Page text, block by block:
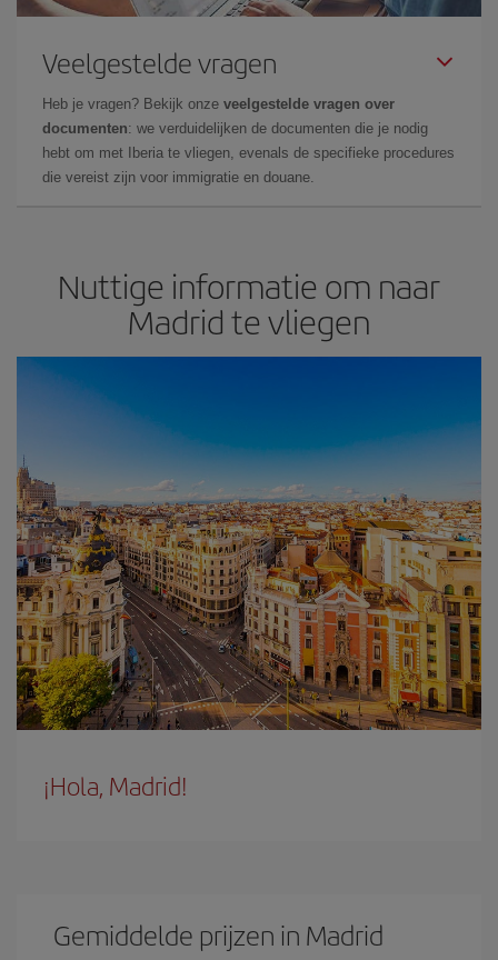
Veelgestelde vragen
Heb je vragen? Bekijk onze veelgestelde vragen over
documenten: we verduidelijken de documenten die je nodig
hebt om met Iberia te vliegen, evenals de specifieke procedures
die vereist zijn voor immigratie en douane.
Nuttige informatie om naar
Madrid te vliegen
¡Hola, Madrid!
Gemiddelde prijzen in Madrid